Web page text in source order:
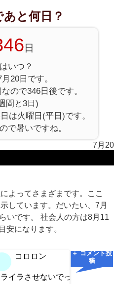
と何日？
日
いつ？
20日です。
ので346日後です。
間と3日)
は火曜日(平日)です。
で暑いですね。
7月20
よってさまざまです。ここ
しています。だいたい、7月
いです。 社会人の方は8月11
安になります。
＋ コメント投
稿
コロロン
イラさせないでっちど
💛